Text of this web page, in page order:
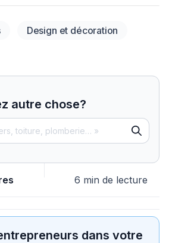
Design et décoration
autre chose?
6 min de lecture
dans votre